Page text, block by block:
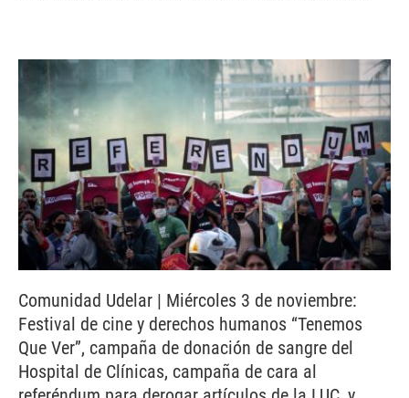
Comunidad Udelar | Miércoles 3 de noviembre:
Festival de cine y derechos humanos “Tenemos
Que Ver”, campaña de donación de sangre del
Hospital de Clínicas, campaña de cara al